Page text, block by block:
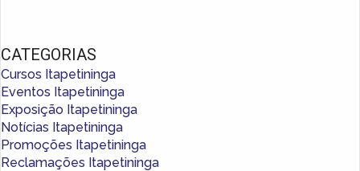
CATEGORIAS
Cursos Itapetininga
Eventos Itapetininga
Exposição Itapetininga
Notícias Itapetininga
Promoções Itapetininga
Reclamações Itapetininga